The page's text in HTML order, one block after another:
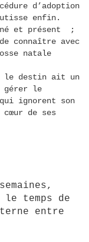
d’adoption
enfin.
et présent ;
connaître avec
natale
le destin ait un
gérer le
qui ignorent son
cœur de ses
le temps de
entre